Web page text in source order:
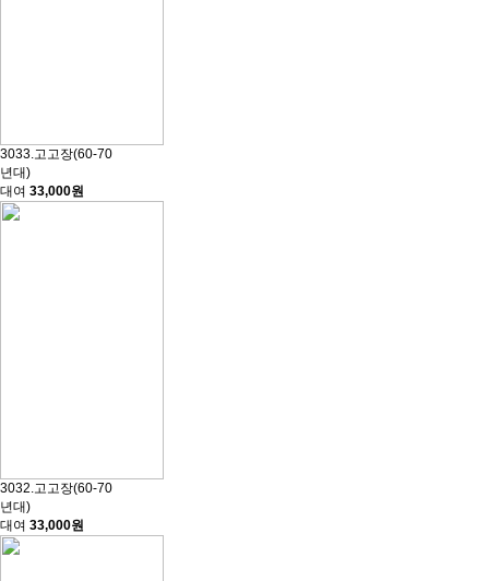
3033.고고장(60-70
년대)
대여 33,000원
3032.고고장(60-70
년대)
대여 33,000원